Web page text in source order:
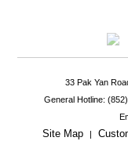
33 Pak Yan
General Hotline:
Site Map |